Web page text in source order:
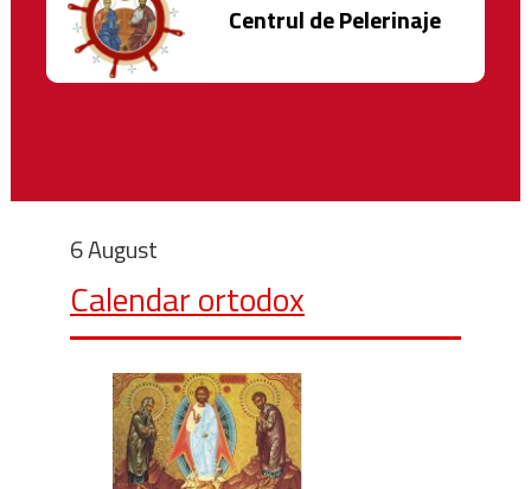
Centrul de Pelerinaje
6 August
Calendar ortodox